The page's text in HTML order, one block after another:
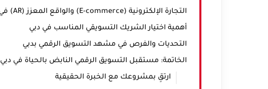
التجارة الإلكترونية (E-commerce) والواقع المعزز (AR) في دبي
أهمية اختيار الشريك التسويقي المناسب في دبي
التحديات والفرص في مشهد التسويق الرقمي بدبي
الخاتمة: مستقبل التسويق الرقمي النابض بالحياة في دبي
ارتقِ بمشروعك مع الخبرة الحقيقية